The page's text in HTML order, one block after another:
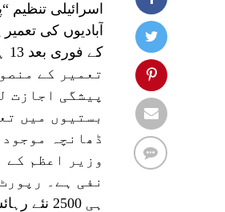
اسرائیلی
تعمیر کے
پیشگی اجازت
بستیوں میں
ڈھانچہ
وزیر اعظم کے
نفی ہے۔